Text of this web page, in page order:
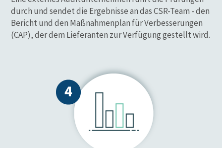
durch und sendet die Ergebnisse an das CSR-Team - den
Bericht und den Maßnahmenplan für Verbesserungen
(CAP), der dem Lieferanten zur Verfügung gestellt wird.